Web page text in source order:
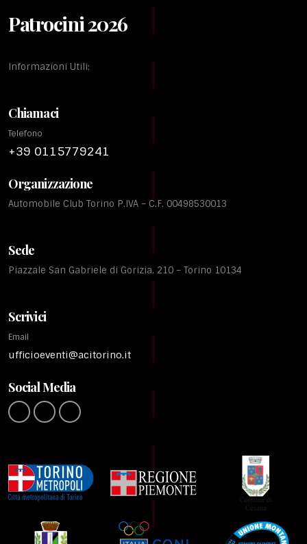
Patrocini 2026
Informazioni Utili:
Chiamaci
Telefono
+39 0115779241
Organizzazione
Automobile Club Torino P.IVA – C.F. 00498530013
Sede
Piazzale San Gabriele di Gorizia, 210 – Torino 10134
Scrivici
Email
ufficioeventi@acitorino.it
Social Media